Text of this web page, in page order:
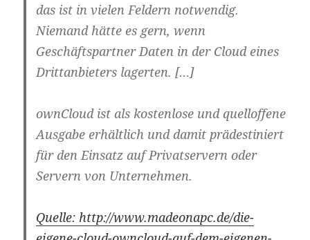
das ist in vielen Feldern notwendig.
Niemand hätte es gern, wenn
Geschäftspartner Daten in der Cloud eines
Drittanbieters lagerten. […]
ownCloud ist als kostenlose und quelloffene
Ausgabe erhältlich und damit prädestiniert
für den Einsatz auf Privatservern oder
Servern von Unternehmen.
Quelle: http://www.madeonapc.de/die-